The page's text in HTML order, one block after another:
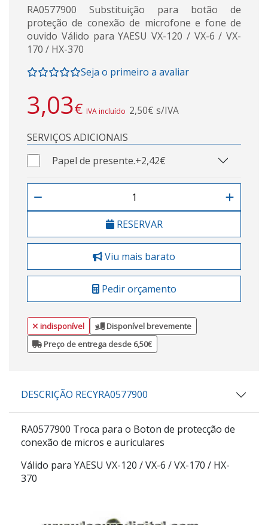
RA0577900 Substituição para botão de
proteção de conexão de microfone e fone de
ouvido Válido para YAESU VX-120 / VX-6 / VX-
170 / HX-370
Seja o primeiro a avaliar
3,03€ IVA incluído 2,50€ s/IVA
SERVIÇOS ADICIONAIS
Papel de presente.+2,42€
RESERVAR
Viu mais barato
Pedir orçamento
indisponível
Disponível brevemente
Preço de entrega desde 6,50€
DESCRIÇÃO RECYRA0577900
RA0577900 Troca para o Boton de protecção de
conexão de micros e auriculares
Válido para YAESU VX-120 / VX-6 / VX-170 / HX-
370